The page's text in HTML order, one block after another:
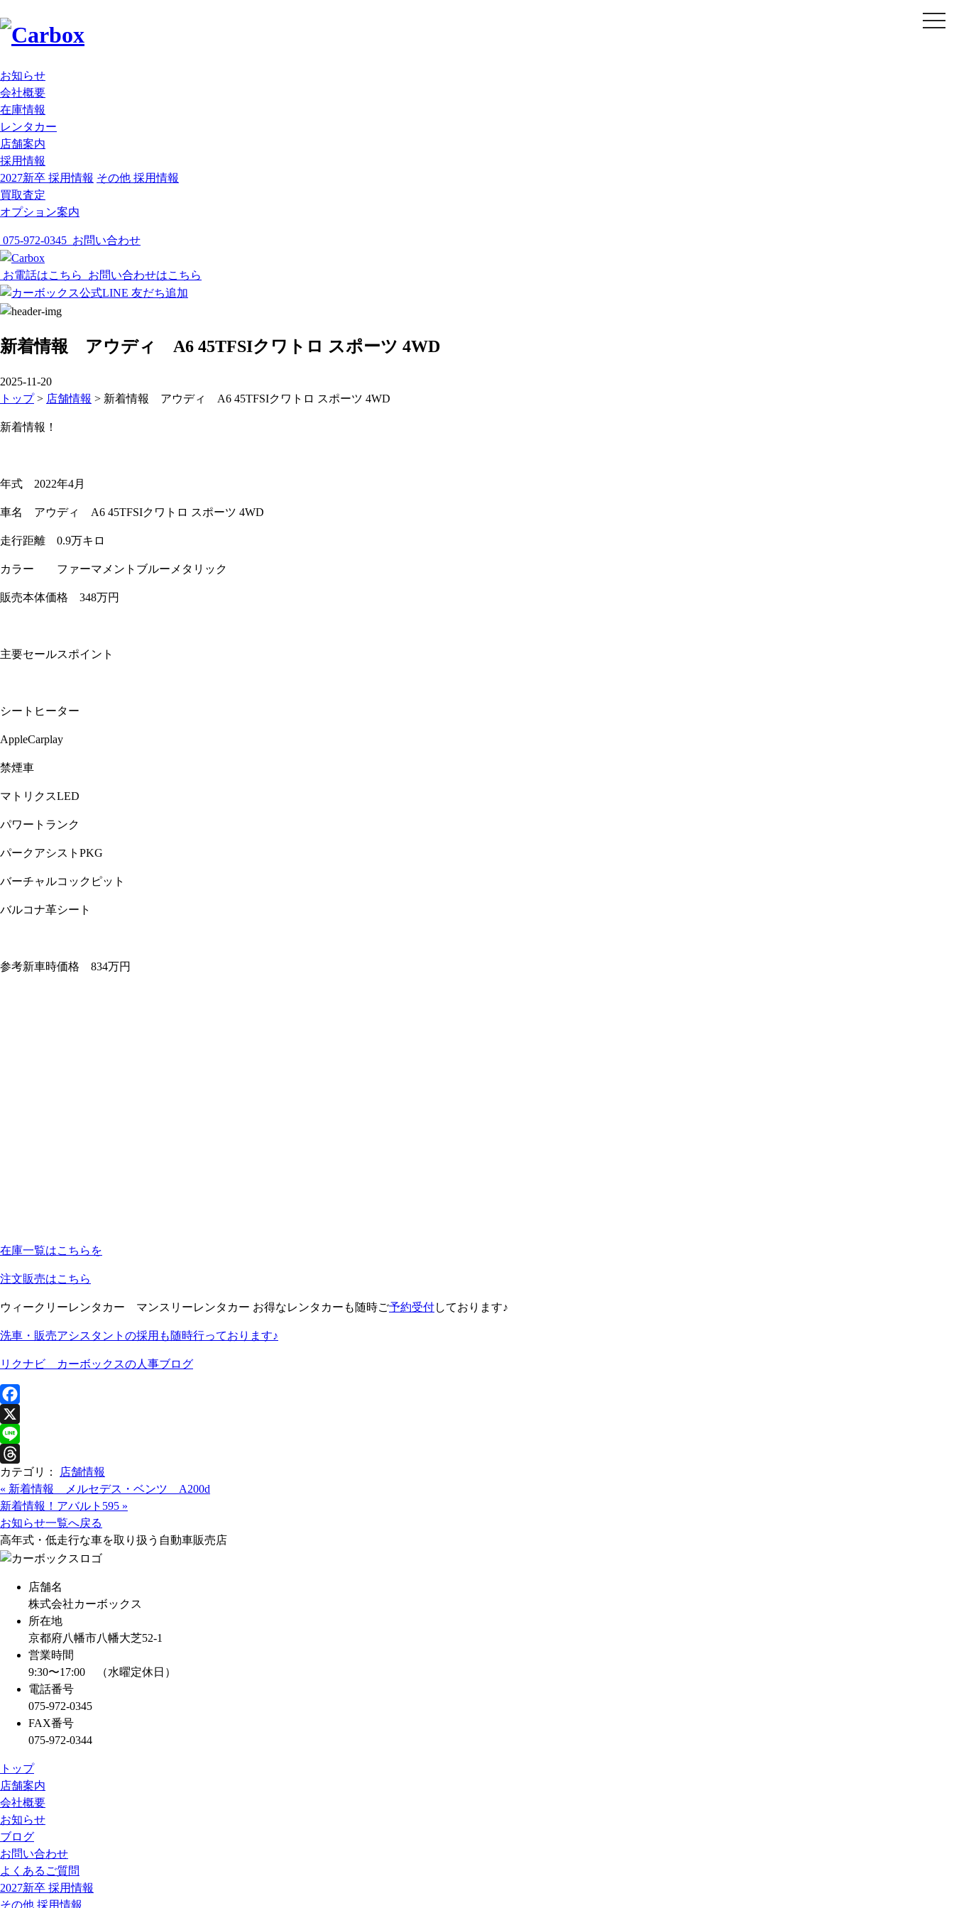
お知らせ
会社概要
在庫情報
レンタカー
店舗案内
採用情報
2027新卒 採用情報 その他 採用情報
買取査定
オプション案内
075-972-0345 お問い合わせ
t
o
お電話はこちら お問い合わせはこちら
新着情報 アウディ A6 45TFSIクワトロ スポーツ 4WD
2025-11-20
トップ> 店舗情報 > 新着情報 アウディ A6 45TFSIクワトロ スポーツ 4WD
新着情報！
年式 2022年4月
車名 アウディ A6 45TFSIクワトロ スポーツ 4WD
走行距離 0.9万キロ
カラー ファーマメントブルーメタリック
販売本体価格 348万円
主要セールスポイント
シートヒーター
AppleCarplay
禁煙車
マトリクスLED
パワートランク
パークアシストPKG
バーチャルコックピット
バルコナ革シート
参考新車時価格 834万円
在庫一覧はこちらを
注文販売はこちら
ウィークリーレンタカー マンスリーレンタカー お得なレンタカーも随時ご予約受付しております♪
洗車・販売アシスタントの採用も随時行っております♪
リクナビ カーボックスの人事ブログ
F
a
c
e
b
o
o
k
X
L
i
n
e
T
h
r
e
a
カテゴリ：
店舗情報
« 新着情報 メルセデス・ベンツ A200d
新着情報！アバルト595 »
お知らせ一覧へ戻る
高年式・低走行な車を取り扱う自動車販売店
店舗名
株式会社カーボックス
所在地
京都府八幡市八幡大芝52-1
営業時間
9:30〜17:00 （水曜定休日）
電話番号
075-972-0345
FAX番号
075-972-0344
トップ
店舗案内
会社概要
お知らせ
ブログ
お問い合わせ
よくあるご質問
2027新卒 採用情報
その他 採用情報